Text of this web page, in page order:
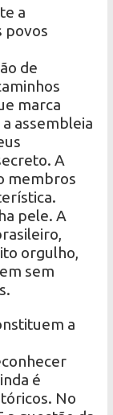
a
povos
de
marca
assembleia
A
membros
pele. A
orgulho,
sem
a
é
No